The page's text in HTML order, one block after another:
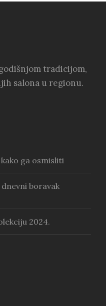
tradicijom,
salona u regionu.
ga osmisliti
boravak
2024.